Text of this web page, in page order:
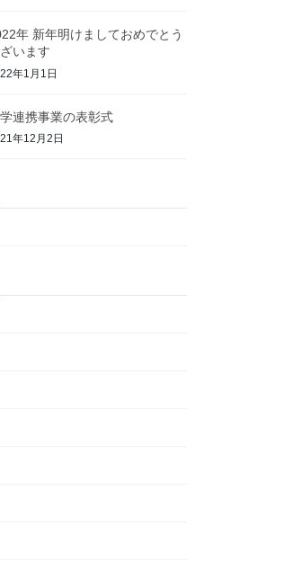
年 新年明けましておめでとう
います
年1月1日
連携事業の表彰式
年12月2日